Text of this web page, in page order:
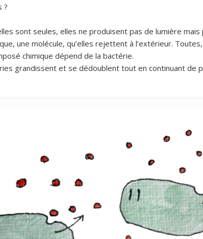
?
sont seules, elles ne produisent pas de lumière
une molécule, qu’elles rejettent à l’extérieur.
chimique dépend de la bactérie.
grandissent et se dédoublent tout en continuant de